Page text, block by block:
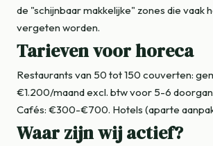
de "schijnbaar makkelijke" zones die vaak
vergeten worden.
Tarieven voor horeca
Restaurants van 50 tot 150 couverten:
€1.200/maand excl. btw voor 5-6
Cafés: €300-€700. Hotels (aparte
Waar zijn wij actief?